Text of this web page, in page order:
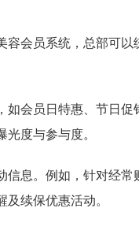
会员系统，总部可以
如会员日特惠、节日促
度与参与度。
信息。例如，针对经常
续保优惠活动。